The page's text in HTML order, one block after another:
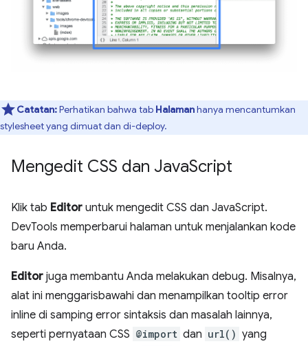
Catatan:Perhatikan bahwa tab Halamanhanya mencantumkan
stylesheet yang dimuat dan di-deploy.
Mengedit CSS dan JavaScript
Klik tab Editor untuk mengedit CSS dan JavaScript.
DevTools memperbarui halaman untuk menjalankan kode
baru Anda.
Editor juga membantu Anda melakukan debug. Misalnya,
alat ini menggarisbawahi dan menampilkan tooltip error
inline di samping error sintaksis dan masalah lainnya,
seperti pernyataan CSS @import dan url() yang